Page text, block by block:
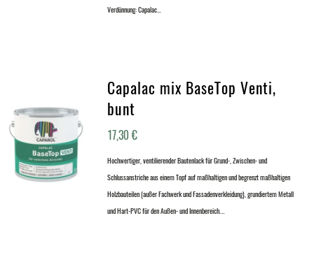
Verdünnung: Capalac…
Capalac mix BaseTop Venti,
bunt
17,30€
Hochwertiger, ventilierender Bautenlack für Grund-, Zwischen- und
Schlussanstriche aus einem Topf auf maßhaltigen und begrenzt maßhaltigen
Holzbauteilen (außer Fachwerk und Fassadenverkleidung), grundiertem Metall
und Hart-PVC für den Außen- und Innenbereich.…